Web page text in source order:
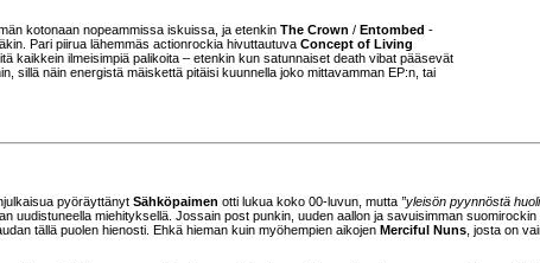
kotonaan nopeammissa iskuissa, ja etenkin The Crown / Entombed -
Pari piirua lähemmäs actionrockia hivuttautuva Concept of Living
kaikkein ilmeisimpiä palikoita – etenkin kun satunnaiset death vibat pääsevät
sillä näin energistä mäiskettä pitäisi kuunnella joko mittavamman EP:n, tai
pyöräyttänyt Sähköpaimen otti lukua koko 00-luvun, mutta ”yleisön pyynnöstä
uudistuneella miehityksellä. Jossain post punkin, uuden aallon ja savuisimman suomirockin
tällä puolen hienosti. Ehkä hieman kuin myöhempien aikojen Merciful Nuns , josta on